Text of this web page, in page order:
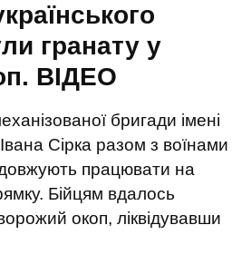
гранату у
ВIДЕО
бригади імені
Сірка разом з воїнами
працювати на
Бійцям вдалось
окоп, ліквідувавши